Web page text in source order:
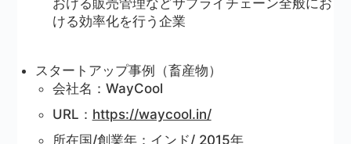
おける販売管理などサプライチェーン全般にお
ける効率化を行う企業
スタートアップ事例（畜産物）
会社名：WayCool
URL： https://waycool.in/
所在国/創業年：インド/ 2015年